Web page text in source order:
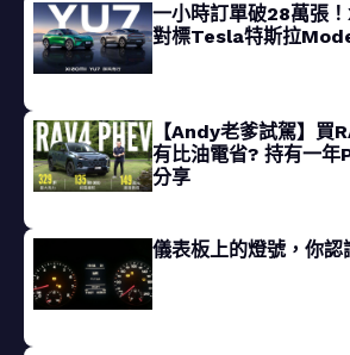
一小時訂單破28萬張
對標Tesla特斯拉
【Andy老爹試駕】買
有比油電省? 持有一年
分享
儀表板上的燈號，你認